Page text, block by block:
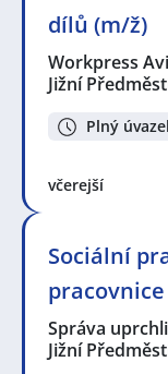
dílů (m/ž)
Workpress
Jižní
Plný
včerejší
Sociální
pracovnice
Správa
Jižní